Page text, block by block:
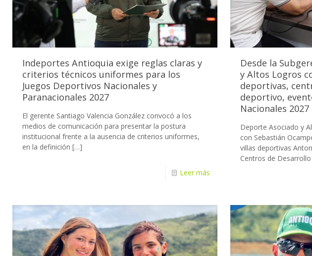
Indeportes Antioquia exige reglas claras y
criterios técnicos uniformes para los
Juegos Deportivos Nacionales y
Paranacionales 2027
El gerente Santiago Valencia González convocó a los
medios de comunicación para presentar la postura
institucional frente a la ausencia de criterios uniformes,
en la definición […]
Leer más
Desde la
y Altos Logros
deportivas,
deportivo,
Nacionales 2027
Deporte Asociado y
con Sebastián
villas deportivas
Centros de